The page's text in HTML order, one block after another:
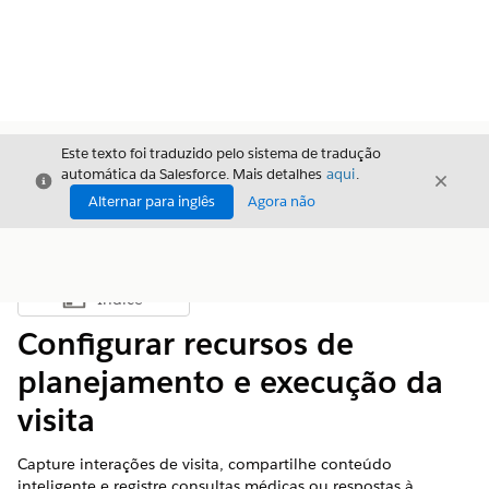
Fechar
Este texto foi traduzido pelo sistema de tradução
automática da Salesforce. Mais detalhes aqui.
Alternar para inglês
Agora não
Fechar
Mostrar índice
Índice
Configurar recursos de
planejamento e execução da
visita
Capture interações de visita, compartilhe conteúdo